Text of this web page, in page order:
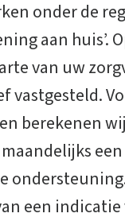
onder de
aan huis’.
van uw
vastgesteld.
berekenen
een indicatie